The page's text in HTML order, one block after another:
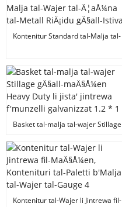
JistgÄ§u Jkunu f'Munzelli
Kontenitur Standard tal-Malja tal-
Basket tal-malja tal-wajer Stillage
jista' jintrewa f'munzelli
galvanizzat 1.2 * 1
Kontenitur tal-Wajer li Jintrewa fil-